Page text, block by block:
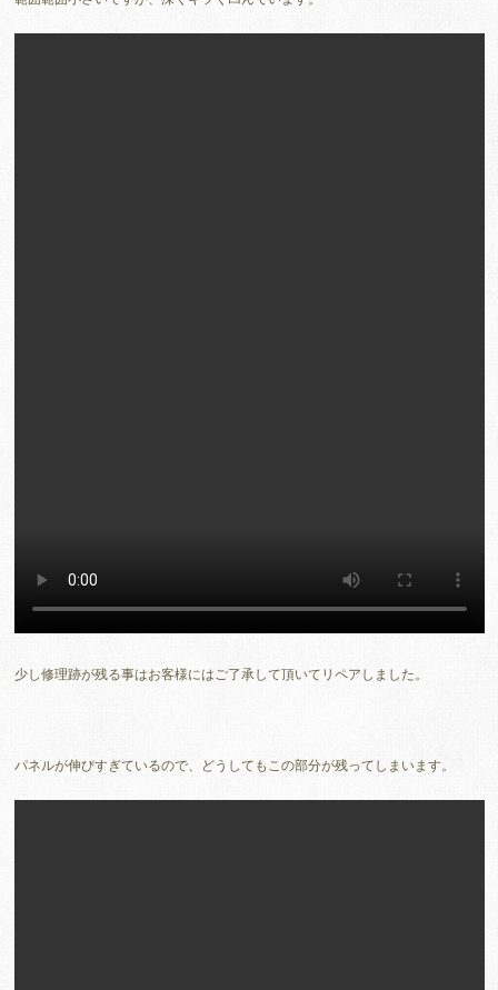
少し修理跡が残る事はお客様にはご了承して頂いてリペアしました。
パネルが伸びすぎているので、どうしてもこの部分が残ってしまいます。